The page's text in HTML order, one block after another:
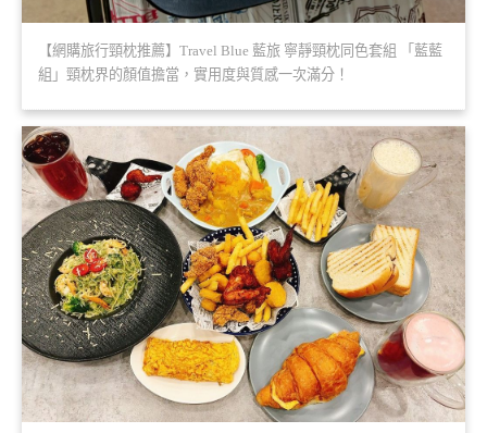
【網購旅行頸枕推薦】Travel Blue 藍旅 寧靜頸枕同色套組 「藍藍
組」頸枕界的顏值擔當，實用度與質感一次滿分！